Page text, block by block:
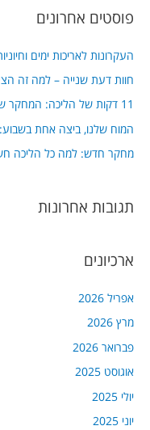
r
o
r
:
פוסטים אחרונים
העקרונות לאריכות ימים
חוות דעת שנייה – למה זה
11 דקות של הליכה: המחקר שמשנה את מה שחשבנו על פעילות גופנית
המוח שלנו, ביצה אחת בשבוע:
מחקר חדש: למה כל הליכה
תגובות אחרונות
ארכיונים
אפריל 2026
מרץ 2026
פברואר 2026
אוגוסט 2025
יולי 2025
יוני 2025